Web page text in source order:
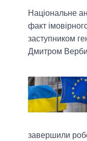
Національне
факт
заступником
Дмитром
завершили